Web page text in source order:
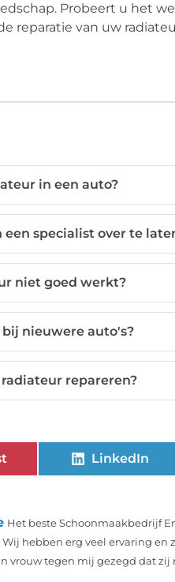
Probeert u het
reparatie van uw
in een auto?
specialist over te
niet goed werkt?
nieuwere auto's?
repareren?
LinkedIn
Het beste Schoonmaakbedrijf
hebben erg veel ervaring en
vrouw tegen mij gezegd dat